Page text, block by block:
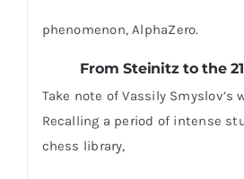
phenomenon, AlphaZero.
From Steinitz to the
Take note of Vassily Smyslov’s
Recalling a period of intense
chess library,